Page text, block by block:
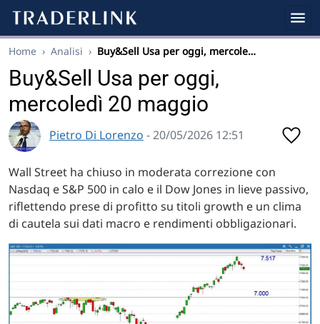
Home › Analisi › Buy&Sell Usa per oggi, mercole…
Buy&Sell Usa per oggi,
mercoledì 20 maggio
Pietro Di Lorenzo - 20/05/2026 12:51
Wall Street ha chiuso in moderata correzione con
Nasdaq e S&P 500 in calo e il Dow Jones in lieve passivo,
riflettendo prese di profitto su titoli growth e un clima
di cautela sui dati macro e rendimenti obbligazionari.